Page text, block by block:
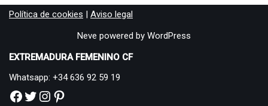
Política de cookies | Aviso legal
Neve powered by WordPress
EXTREMADURA FEMENINO CF
Whatsapp: +34 636 92 59 19